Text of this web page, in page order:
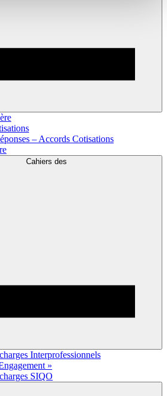
– Accords Cotisations
Cahiers des
Interprofessionnels
»
SIQO